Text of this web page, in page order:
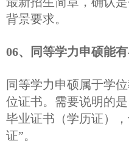
背景要求。
06、同等学力申硕能
同等学力申硕属于学
位证书。需要说明的
毕业证书（学历证）
证”。